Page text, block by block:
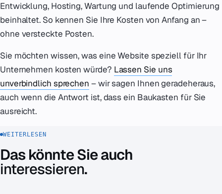
Entwicklung, Hosting, Wartung und laufende Optimierung
beinhaltet. So kennen Sie Ihre Kosten von Anfang an –
ohne versteckte Posten.
Sie möchten wissen, was eine Website speziell für Ihr
Unternehmen kosten würde? Lassen Sie uns
unverbindlich sprechen – wir sagen Ihnen geradeheraus,
auch wenn die Antwort ist, dass ein Baukasten für Sie
ausreicht.
WEITERLESEN
Das könnte Sie auch
interessieren.